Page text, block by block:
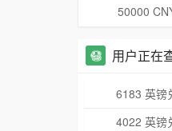
50000
用户正在
6183 英镑
4022 英镑